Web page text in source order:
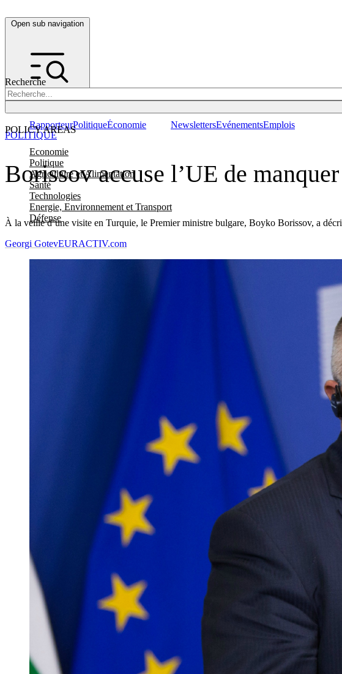
Open sub navigation
Recherche
POLICY AREAS
Economie
Politique
Agriculture et Alimentation
Santé
Technologies
Energie, Environnement et Transport
Défense
RapporteurPolitiqueÉconomie NewslettersEvénementsEmplois
Borissov accuse l’UE de
À la veille d’une visite en Turquie, le Premier ministre bulgare, Boyko Borissov, a
POLITIQUE
Georgi GotevEURACTIV.com